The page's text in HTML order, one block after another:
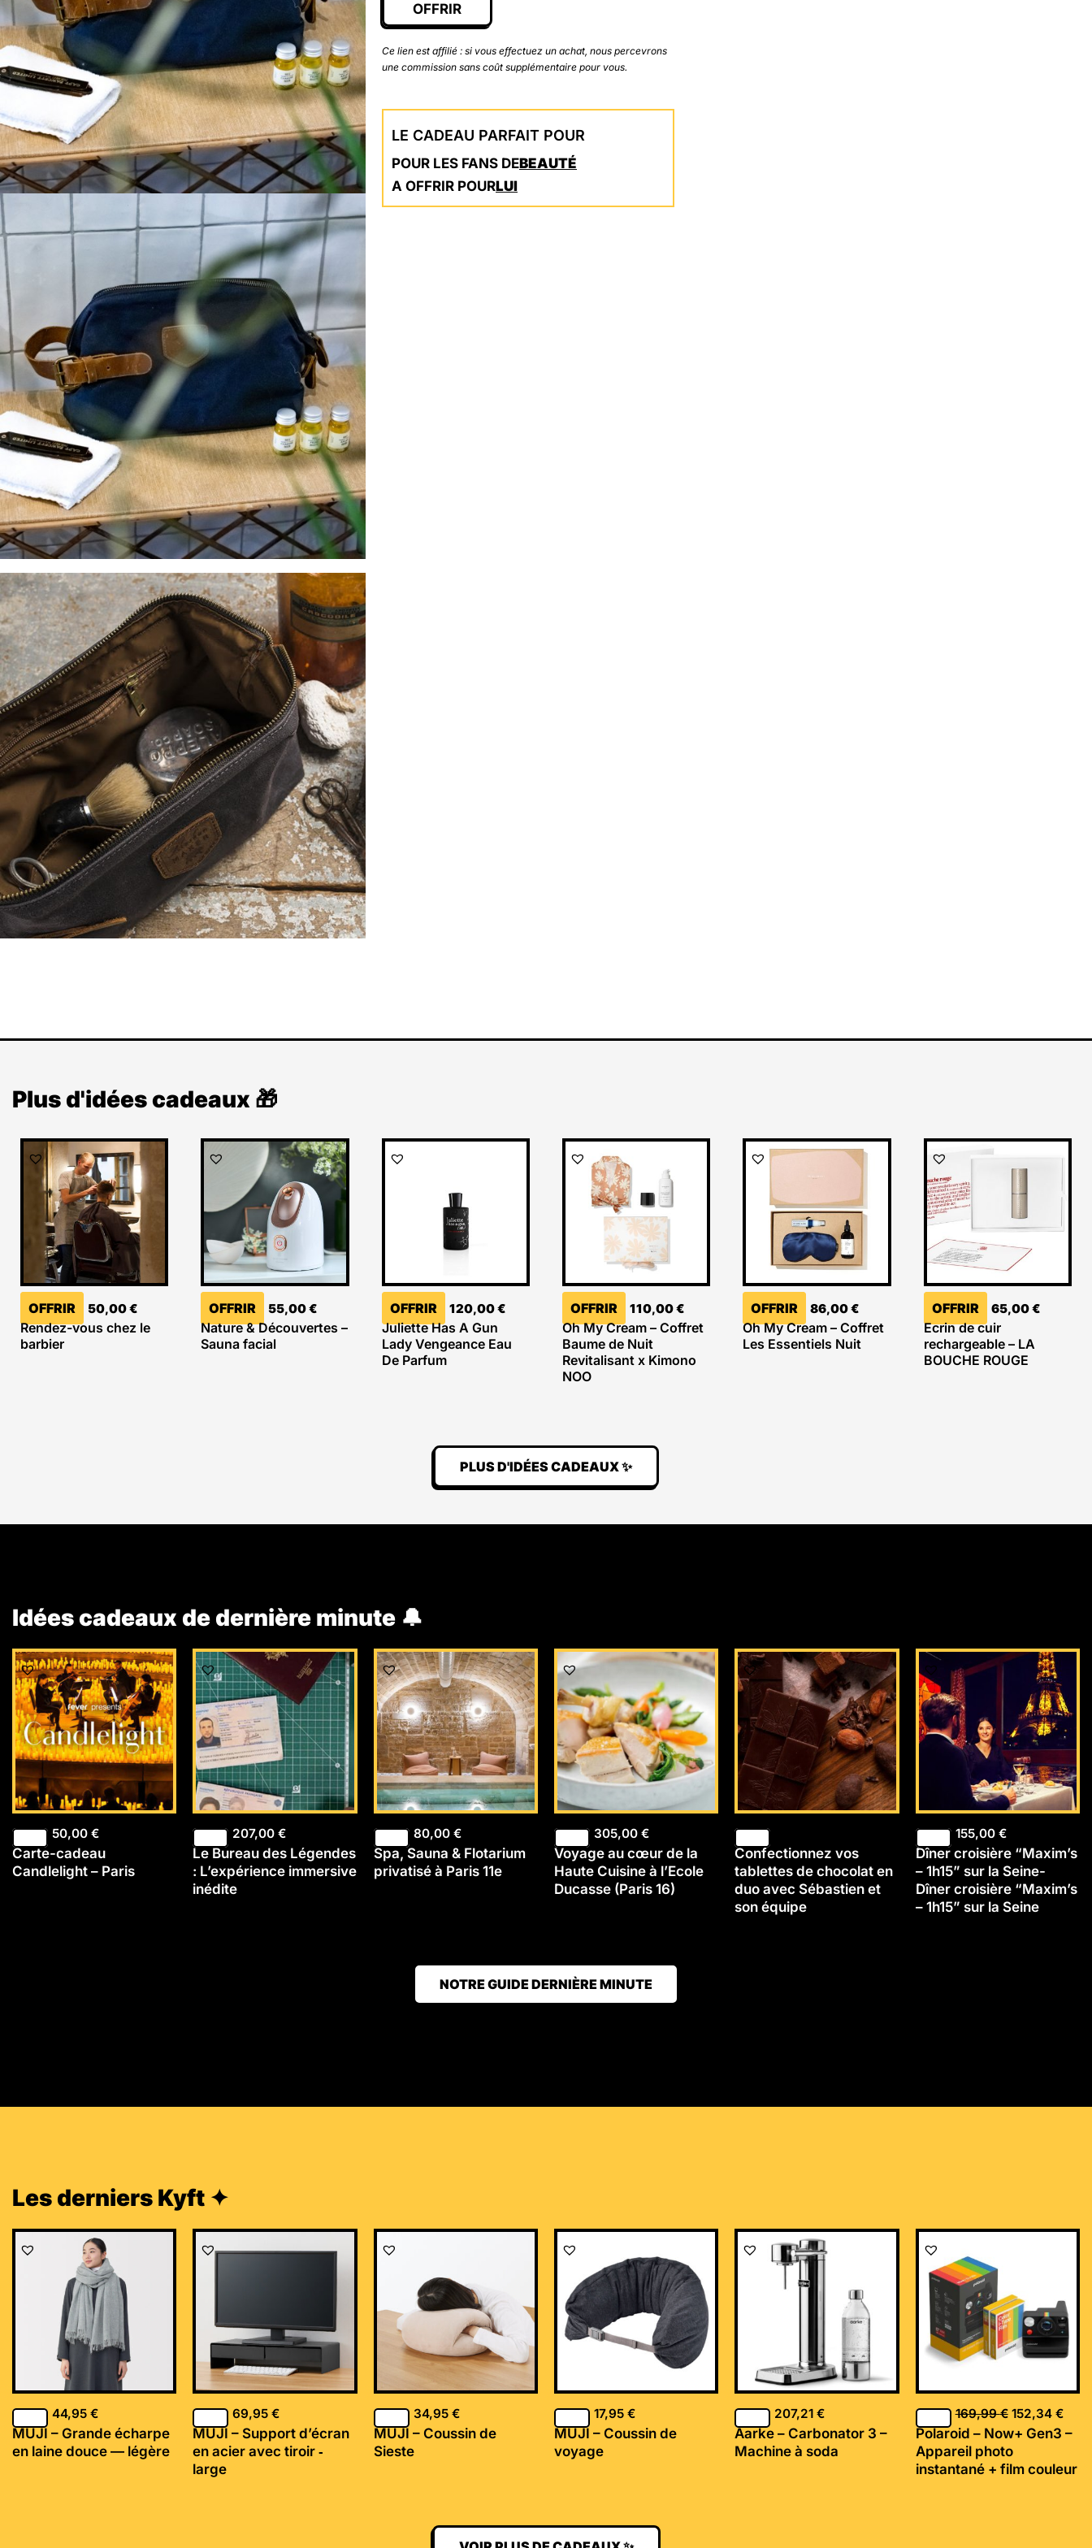
Ajouter à ma Kyft list
OFFRIR
Ce lien est affilié : si vous effectuez un achat, nous percevrons
une commission sans coût supplémentaire pour vous.
LE CADEAU PARFAIT POUR
POUR LES FANS DEBEAUTÉ
A OFFRIR POURLUI
Plus d'idées cadeaux 🎁
OFFRIR 50,00€
Rendez-vous chez le
barbier
OFFRIR 55,00€
Nature & Découvertes –
Sauna facial
OFFRIR 120,00€
Juliette Has A Gun
Lady Vengeance Eau
De Parfum
OFFRIR 110,00€
Oh My Cream – Coffret
Baume de Nuit
Revitalisant x Kimono
NOO
OFFRIR 86,00€
Oh My Cream – Coffret
Les Essentiels Nuit
OFFRIR 65,00€
Ecrin de cuir
rechargeable – LA
BOUCHE ROUGE
PLUS D'IDÉES CADEAUX ✨
Idées cadeaux de dernière minute 🔔
50,00 €
Carte-cadeau
Candlelight – Paris
207,00€
Le Bureau des Légendes
: L’expérience immersive
inédite
80,00 €
Spa, Sauna & Flotarium
privatisé à Paris 11e
305,00 €
Voyage au cœur de la
Haute Cuisine à l’Ecole
Ducasse (Paris 16)
Confectionnez vos
tablettes de chocolat en
duo avec Sébastien et
son équipe
155,00 €
Dîner croisière “Maxim’s
– 1h15” sur la Seine-
Dîner croisière “Maxim’s
– 1h15” sur la Seine
NOTRE GUIDE DERNIÈRE MINUTE
Les derniers Kyft ✦
44,95 €
MUJI – Grande écharpe
en laine douce — légère
69,95€
MUJI – Support d’écran
en acier avec tiroir ‐
large
34,95 €
MUJI – Coussin de
Sieste
17,95 €
MUJI – Coussin de
voyage
207,21€
Aarke – Carbonator 3 –
Machine à soda
169,99€
Le
169,99 €.
152,34 €
Le
Polaroid – Now+ Gen3 –
Appareil photo
instantané + film couleur